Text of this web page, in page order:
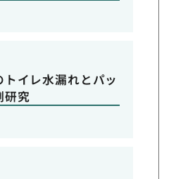
イレ水漏れとパッ
研究